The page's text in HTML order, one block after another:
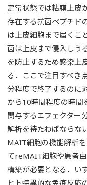
定常状態では粘膜上皮
存在する抗菌ペプチド
は上皮細胞まで届くこ
菌は上皮まで侵入しう
を防止するため感染上
る．ここで注目すべき
分程度で終了するのに
から10時間程度の時間
関与するエフェクター
解析を待たねばならな
MAIT細胞の機能解析
てreMAIT細胞や患者
構築が必要となる．い
ヒト特異的な免疫反応